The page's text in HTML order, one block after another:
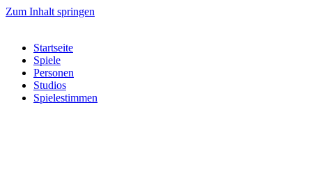
Zum Inhalt springen
Startseite
Spiele
Personen
Studios
Spielestimmen